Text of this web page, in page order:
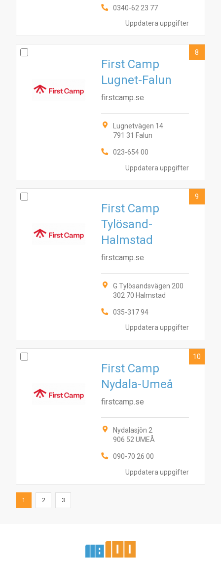
Uppdatera uppgifter
0340-62 23 77
Uppdatera uppgifter
First Camp
Lugnet-Falun
firstcamp.se
Lugnetvägen 14
791 31 Falun
023-654 00
8
Uppdatera uppgifter
First Camp
Tylösand-
Halmstad
firstcamp.se
G Tylösandsvägen 200
302 70 Halmstad
035-317 94
9
Uppdatera uppgifter
First Camp
Nydala-Umeå
firstcamp.se
Nydalasjön 2
906 52 UMEÅ
090-70 26 00
10
1 2 3